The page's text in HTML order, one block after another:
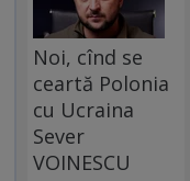
Noi, cînd se
ceartă Polonia
cu Ucraina
Sever
VOINESCU